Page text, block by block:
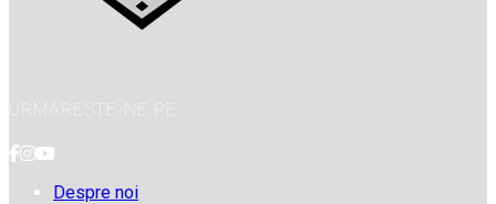
URMĂREȘTE-NE PE
Despre noi